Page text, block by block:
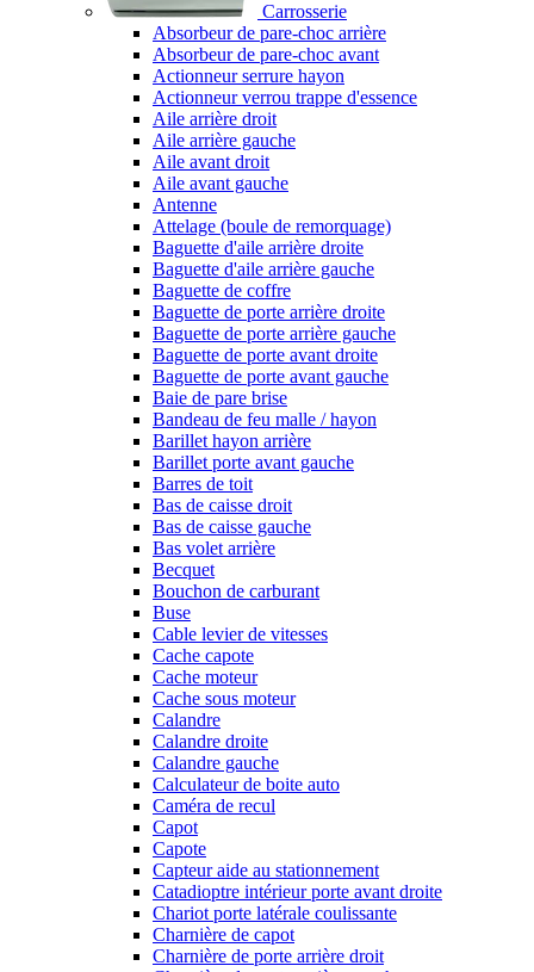
Carrosserie
Absorbeur de pare-choc arrière
Absorbeur de pare-choc avant
Actionneur serrure hayon
Actionneur verrou trappe d'essence
Aile arrière droit
Aile arrière gauche
Aile avant droit
Aile avant gauche
Antenne
Attelage (boule de remorquage)
Baguette d'aile arrière droite
Baguette d'aile arrière gauche
Baguette de coffre
Baguette de porte arrière droite
Baguette de porte arrière gauche
Baguette de porte avant droite
Baguette de porte avant gauche
Baie de pare brise
Bandeau de feu malle / hayon
Barillet hayon arrière
Barillet porte avant gauche
Barres de toit
Bas de caisse droit
Bas de caisse gauche
Bas volet arrière
Becquet
Bouchon de carburant
Buse
Cable levier de vitesses
Cache capote
Cache moteur
Cache sous moteur
Calandre
Calandre droite
Calandre gauche
Calculateur de boite auto
Caméra de recul
Capot
Capote
Capteur aide au stationnement
Catadioptre intérieur porte avant droite
Chariot porte latérale coulissante
Charnière de capot
Charnière de porte arrière droit